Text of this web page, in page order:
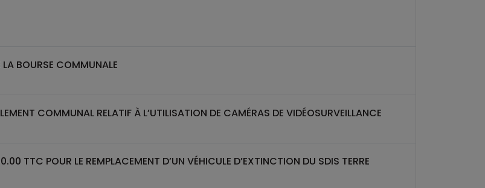
BOURSE COMMUNALE
COMMUNAL RELATIF À L’UTILISATION DE CAMÉRAS DE VIDÉOSURVEILLANCE
TTC POUR LE REMPLACEMENT D’UN VÉHICULE D’EXTINCTION DU SDIS TERRE